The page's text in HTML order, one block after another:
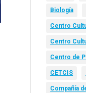
Biología
Centro
Centro
Centro de
CETCIS
Compañía